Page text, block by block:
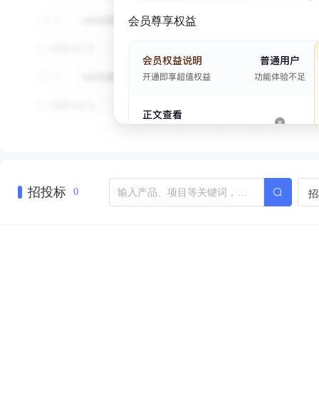
会员尊享权益
招投标 0